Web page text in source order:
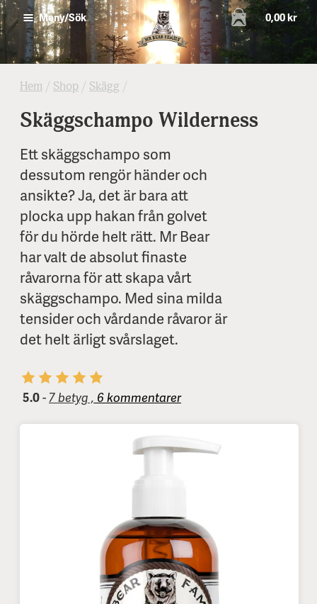
0,00 kr
Meny/Sök
Hem / Shop / Skägg /
Skäggschampo Wilderness
Ett skäggschampo som
dessutom rengör händer och
ansikte? Ja, det är bara att
plocka upp hakan från golvet
för du hörde helt rätt. Mr Bear
har valt de absolut finaste
råvarorna för att skapa vårt
skäggschampo. Med sina milda
tensider och vårdande råvaror är
det helt ärligt svårslaget.
5.0- 7 betyg , 6 kommentarer